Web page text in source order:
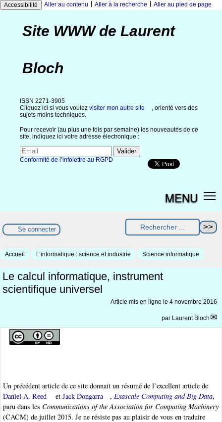
Accessibilité Aller au contenu Aller à la recherche Aller au pied de page
Site WWW de Laurent
Bloch
ISSN 2271-3905
Cliquez ici si vous voulez visiter mon autre site
, orienté vers des
sujets moins techniques.
Pour recevoir (au plus une fois par semaine) les nouveautés de ce
site, indiquez ici votre adresse électronique :
Conformité de l’infolettre au RGPD
MENU
Se connecter
Accueil L’informatique : science et industrie Science informatique
Le calcul informatique, instrument
scientifique universel
Article mis en ligne le 4 novembre 2016
par Laurent Bloch
Un précédent article de ce site donnait un résumé de l’excellent article de
Daniel A. Reed
et Jack Dongarra , Exascale Computing and Big Data,
paru dans les Communications of the Association for Computing Machinery
(CACM) de juillet 2015. Je ne résiste pas au plaisir de vous en traduire